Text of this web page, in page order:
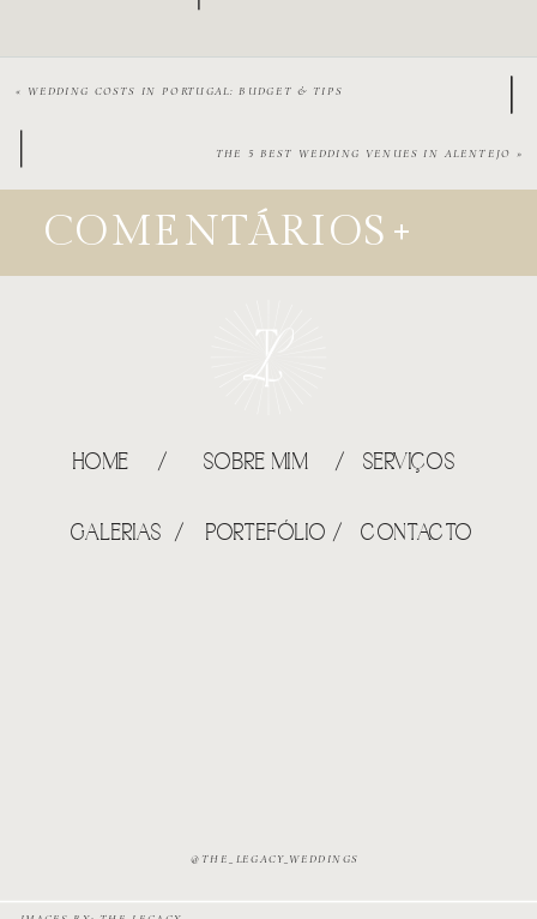
« WEDDING COSTS IN PORTUGAL: BUDGET & TIPS
THE 5 BEST WEDDING VENUES IN ALENTEJO »
COMENTÁRIOS +
HOME / SOBRE MIM /
GALERIAS / PORTEFÓLIO / CONTACTO
SERVIÇOS
@THE_LEGACY_WEDDINGS